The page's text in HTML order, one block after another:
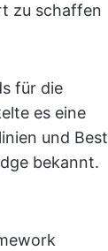
zu schaffen
für die
es eine
und Best
bekannt.